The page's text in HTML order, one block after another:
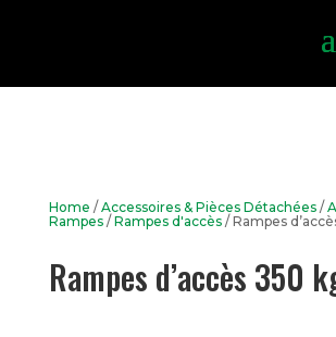
Home / Accessoires & Pièces Détachées/
Rampes/ Rampes d'accès/ Rampes
Rampes d’accès 350